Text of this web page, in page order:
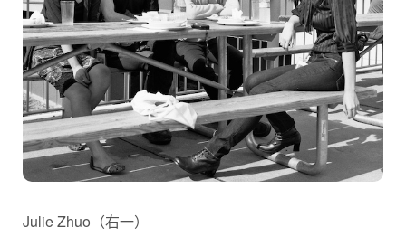
Julie Zhuo（右一）